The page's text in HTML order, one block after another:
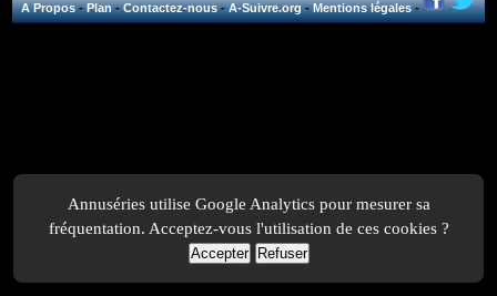
A Propos-Plan-Contactez-nous-A-Suivre.org-Mentions légales-
Annuséries utilise Google Analytics pour mesurer sa
fréquentation. Acceptez-vous l'utilisation de ces cookies ?
Accepter Refuser